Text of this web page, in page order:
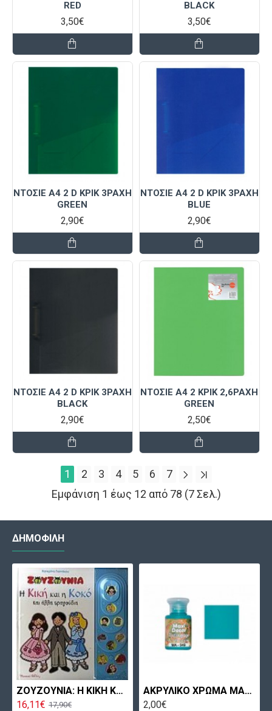
RED
3,50€
BLACK
3,50€
ΝΤΟΣΙΕ Α4 2 D ΚΡΙΚ 3ΡΆΧΗ
GREEN
2,90€
ΝΤΟΣΙΕ Α4 2 D ΚΡΙΚ 3ΡΆΧΗ
BLUE
2,90€
ΝΤΟΣΙΕ Α4 2 D ΚΡΙΚ 3ΡΆΧΗ
BLACK
2,90€
ΝΤΟΣΙΕ Α4 2 ΚΡΙΚ 2,6ΡΆΧΗ
GREEN
2,50€
1 2 3 4 5 6
7
Εμφάνιση 1 έως 12 από 78 (7 Σελ.)
ΔΗΜΟΦΙΛΉ
ΖΟΥΖΟΥΝΙΑ: Η ΚΙΚΗ ΚΑΙ Η ΚΟΚΟ ΚΑΙ ΑΛΛΑ ΤΡΑΓΟΥΔΙΑ
16,11€ 17,90€
ΑΚΡΥΛΙΚΟ ΧΡΩΜΑ MA049 60ML ΠΕΤΡΟΛ ΑΝΟΙΧΤΟ MAXICOLOR
2,00€